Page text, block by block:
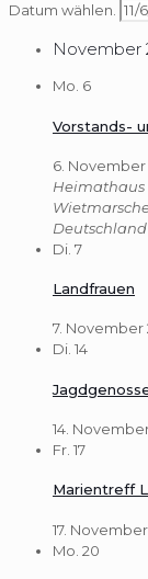
Datum wählen.
November
Mo. 6
Vorstands-
6. November
Heimathaus
Deutschland
Di. 7
Landfrauen
7. November
Di. 14
14.
Fr. 17
Marientreff
17.
Mo. 20